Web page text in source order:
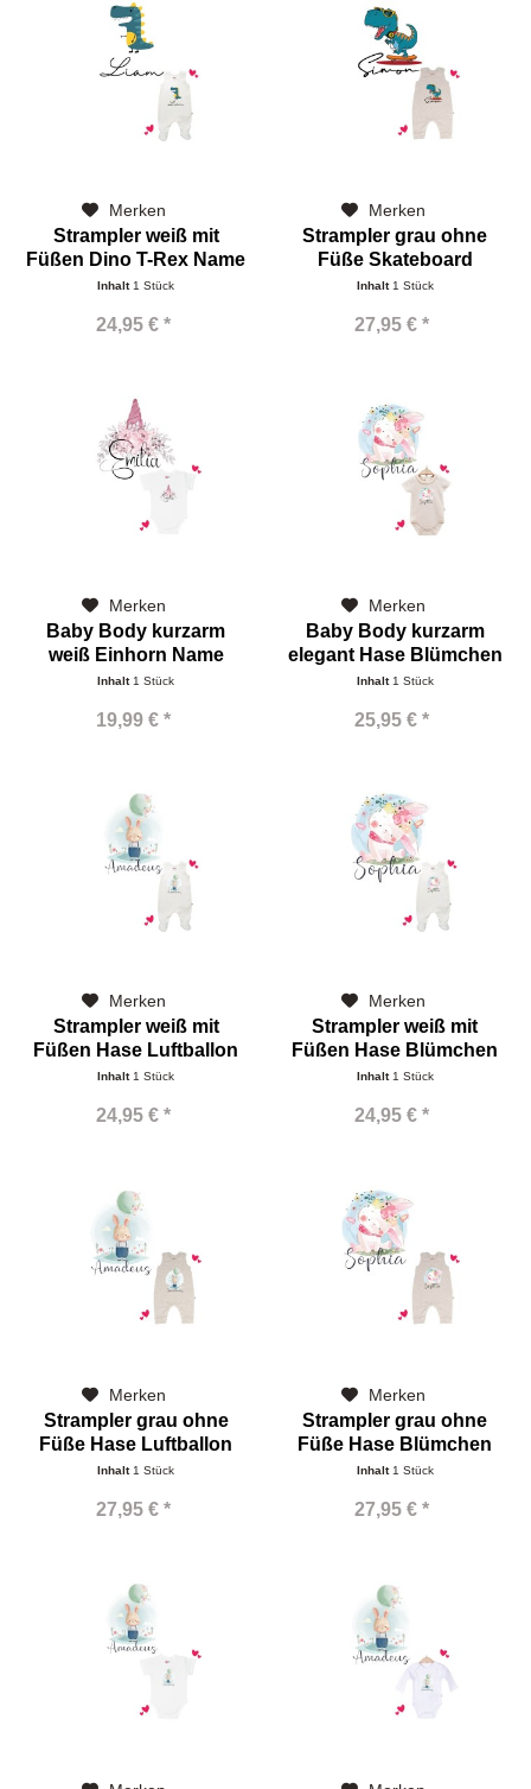
Merken
Strampler weiß mit
Füßen Dino T-Rex Name
Inhalt 1 Stück
24,95 € *
Merken
Strampler grau ohne
Füße Skateboard
Dinorex Name
Inhalt 1 Stück
27,95 € *
Merken
Baby Body kurzarm
weiß Einhorn Name
Inhalt 1 Stück
19,99 € *
Merken
Baby Body kurzarm
elegant Hase Blümchen
Name
Inhalt 1 Stück
25,95 € *
Merken
Strampler weiß mit
Füßen Hase Luftballon
Name
Inhalt 1 Stück
24,95 € *
Merken
Strampler weiß mit
Füßen Hase Blümchen
Name
Inhalt 1 Stück
24,95 € *
Merken
Strampler grau ohne
Füße Hase Luftballon
Name
Inhalt1 Stück
27,95 € *
Merken
Strampler grau ohne
Füße Hase Blümchen
Name
Inhalt1 Stück
27,95 € *